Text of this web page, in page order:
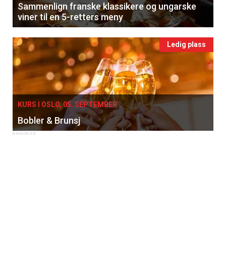
Sammenlign franske klassikere og ungarske
viner til en 5-retters meny
Ledig plass
KURS I OSLO, 05. SEPTEMBER
Bobler & Brunsj